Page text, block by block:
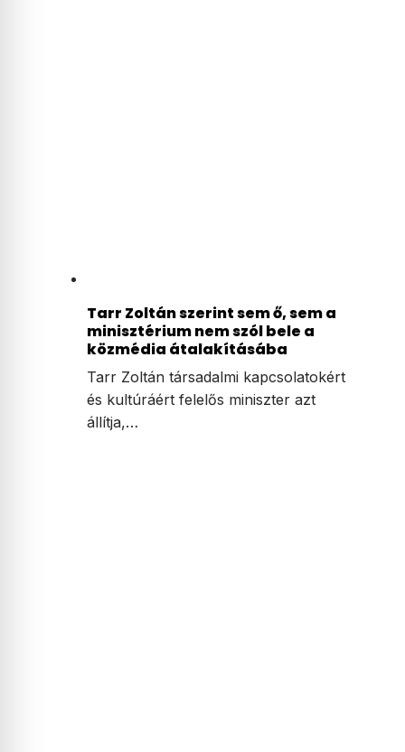
Tarr Zoltán szerint sem ő, sem a
minisztérium nem szól bele a
közmédia átalakításába
Tarr Zoltán társadalmi kapcsolatokért
és kultúráért felelős miniszter azt
állítja,…